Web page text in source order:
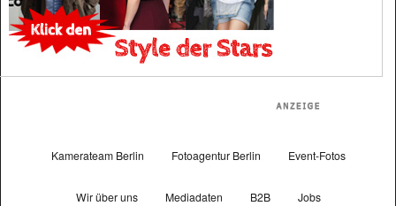
Kamerateam Berlin Fotoagentur Berlin Event-Fotos
Wir über uns Mediadaten B2B Jobs